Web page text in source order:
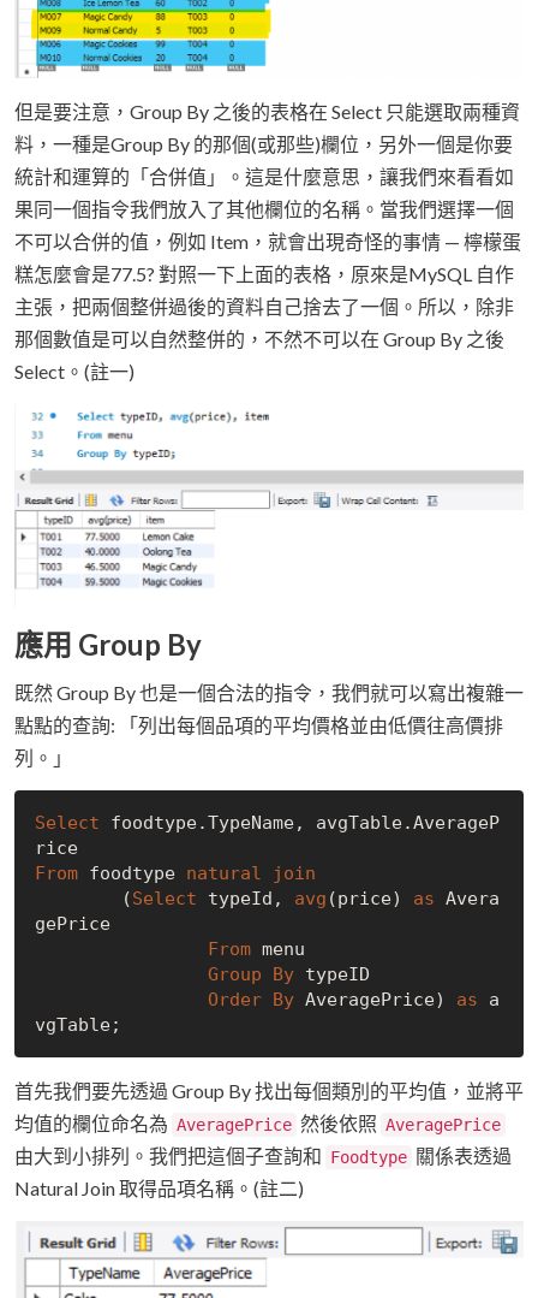
但是要注意，Group By 之後的表格在 Select 只能選取兩種資
料，一種是Group By 的那個(或那些)欄位，另外一個是你要
統計和運算的「合併值」。這是什麼意思，讓我們來看看如
果同一個指令我們放入了其他欄位的名稱。當我們選擇一個
不可以合併的值，例如 Item，就會出現奇怪的事情 — 檸檬蛋
糕怎麼會是77.5? 對照一下上面的表格，原來是MySQL 自作
主張，把兩個整併過後的資料自己捨去了一個。所以，除非
那個數值是可以自然整併的，不然不可以在 Group By 之後
Select。(註一)
應用 Group By
既然 Group By 也是一個合法的指令，我們就可以寫出複雜一
點點的查詢: 「列出每個品項的平均價格並由低價往高價排
列。」
Select foodtype.TypeName, avgTable.AverageP
rice
From foodtype natural
join
	(
Select typeId, avg (price) as Avera
gePrice
From menu
Group
By typeID
Order By AveragePrice) as a
首先我們要先透過 Group By 找出每個類別的平均值，並將平
均值的欄位命名為 AveragePrice 然後依照 AveragePrice
由大到小排列。我們把這個子查詢和 Foodtype 關係表透過
Natural Join 取得品項名稱。(註二)